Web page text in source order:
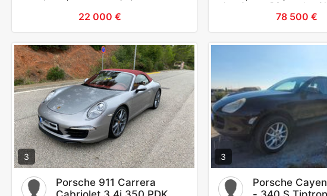
22 000 €
plus, jantes RS spyder
adaptatif 18 position
78 500 €
3
Porsche 911 Carrera
3
Porsche